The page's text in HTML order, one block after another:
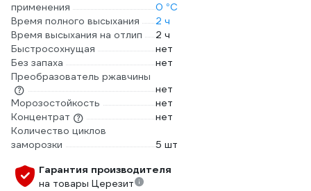
применения
0 °С
Время полного высыхания
2 ч
Время высыхания на отлип
2 ч
Быстросохнущая
нет
Без запаха
нет
Преобразователь ржавчины
нет
Морозостойкость
нет
Концентрат
нет
Количество циклов
заморозки
5 шт
Гарантия производителя
на товары Церезит